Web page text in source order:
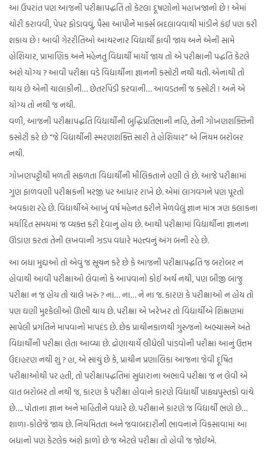
આ ઉપરાંત પણ આજની પરીક્ષાપદ્ધતિ તો કેટલા દૂષણોનો મહાખજાનો છે ! એમાં
ચોરી કરાવવી, પેપર ફોડાવવું, પૈસા આપીને માર્ક્સ બદલાવવાથી માંડીને કંઈ પણ કરી
શકાય છે ! આવી ગેરરીતિઓ આચરનાર વિદ્યાર્થી ફાવી જાય અને એની સામે
હોશિયાર, પ્રામાણિક અને મહેનતુ વિદ્યાર્થી માર્યો જાય તો એ પરીક્ષાની પદ્ધતિ કેટલે
અંશે યોગ્ય ? આવી પરીક્ષા વડે વિદ્યાર્થીના જ્ઞાનની કસોટી નથી થતી. એનાથી તો
થાય છે એની ચાલાકીની… છેતરપિંડી કરવાની… આવડતની જ કસોટી ! અને એ
યોગ્ય તો નથી જ નથી.
વળી, આજની પરીક્ષાપદ્ધતિ વિદ્યાર્થીની બુદ્ધિપ્રતિભાની નહિ, તેની ગોખણશક્તિની
કસોટી કરે છે “જે વિદ્યાર્થીની સ્મરણશક્તિ સારી તે હોશિયાર” એ નિયમ બરોબર
નથી.
ગોખણપટ્ટીથી મળતી સફળતા વિદ્યાર્થીની મૌલિકતાને હણી લે છે. આજે પરીક્ષામાં
ગુણ ફાળવણી પરીક્ષકની મરજી પર આધાર રાખે છે. એમાં લાગવગને પણ પૂરતો
અવકાશ રહે છે. વિદ્યાર્થીએ આખું વર્ષ મહેનત કરીને મેળવેલું જ્ઞાન માત્ર ત્રણ કલાકના
મર્યાદિત સમયમાં જ વ્યક્ત કરી દેવાનું હોય છે. આથી પરીક્ષામાં વિદ્યાર્થીના જ્ઞાનના
ઊંડાણ કરતાં તેની લખવાની ઝડપ વધારે મહત્ત્વનું અંગ બની રહે છે.
આ બધા મુદ્દાઓ તો એવું જ સૂચન કરે છે કે આજની પરીક્ષાપદ્ધતિ જ બરોબર ન
હોવાથી આવી પરીક્ષાઓ લેવાનો કે આપવાનો કોઈ અર્થ નથી, પણ બીજી બાજુ
પરીક્ષા ન જ હોય તો ચાલે ખરું ? ના… ના… ને ના જ. કારણ કે પરીક્ષાઓ ન હોય તો
પણ ઘણી મુશ્કેલીઓ ઊભી થાય છે. પરીક્ષા એ ખરેખર તો વિદ્યાર્થીએ શિક્ષણમાં
સાપેલી પ્રગતિને માપવાનો માપદંડ છે. છેક પ્રાચીનકાળથી ગુરુજનો અભ્યાસને અંતે
વિદ્યાર્થીની પરીક્ષા લેતા આવ્યા છે. દ્રોણાચાર્યે લીધેલી પાંડવોની પરીક્ષા આનું ઉત્તમ
ઉદાહરણ નથી શું ? હા, એ સાચું છે કે, પ્રાચીન પ્રણાલિકા આજના જેવી દૂષિત
પરીક્ષાઓથી પર હતી, તો પરીક્ષાપદ્ધતિમાં સુધારાના અભાવે પરીક્ષા જ ન લેવી એ
વાત બરોબર તો નથી જ, કારણ કે પરીક્ષા હોવાને કારણે વિદ્યાર્થી પાઠ્યપુસ્તકો વાંચે
છે…. પોતાના જ્ઞાન અને માહિતીને વધારે છે. પરીક્ષાને કારણે જ વિદ્યાર્થી ભણે છે…
શાળા-કોલેજે જાય છે. નિયમિતતા અને જવાબદારીની ભાવનાને વિકસાવામાં આ
બધાનો પણ કેટલેક અંશે ફાળો છે જ એટલે પરીક્ષા તો હોવી જ જોઈએ.